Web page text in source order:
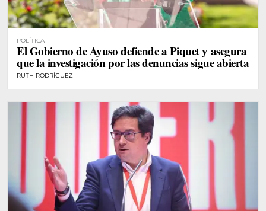
POLÍTICA
El Gobierno de Ayuso defiende a Piquet y asegura
que la investigación por las denuncias sigue abierta
RUTH RODRÍGUEZ